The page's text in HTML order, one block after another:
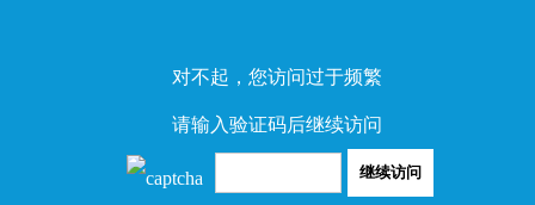
对不起，您访问过于频繁
请输入验证码后继续访问
继续访问